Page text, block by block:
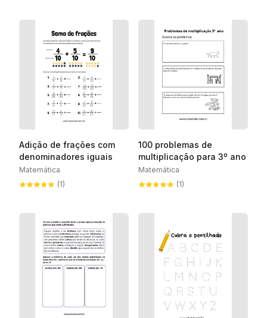
Adição de frações com
denominadores iguais
Matemática
(1)
100 problemas de
multiplicação para 3º ano
Matemática
(1)